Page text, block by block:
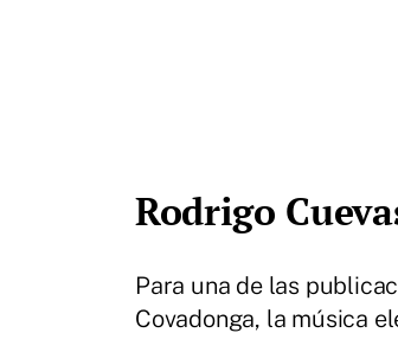
Rodrigo
Para una de las
Covadonga, la música